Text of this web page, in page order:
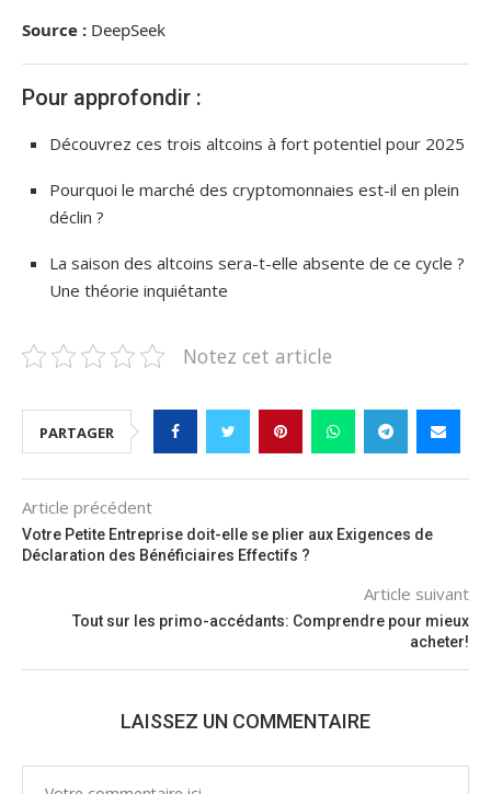
Source : DeepSeek
Pour approfondir :
Découvrez ces trois altcoins à fort potentiel pour 2025
Pourquoi le marché des cryptomonnaies est-il en plein
déclin ?
La saison des altcoins sera-t-elle absente de ce cycle ?
Une théorie inquiétante
Notez cet article
PARTAGER
Article précédent
Votre Petite Entreprise doit-elle se plier aux Exigences de
Déclaration des Bénéficiaires Effectifs ?
Article suivant
Tout sur les primo-accédants: Comprendre pour mieux
acheter!
LAISSEZ UN COMMENTAIRE